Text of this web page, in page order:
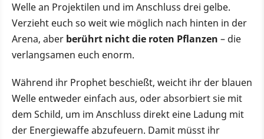
Welle an Projektilen und im Anschluss drei gelbe.
Verzieht euch so weit wie möglich nach hinten in der
Arena, aber berührt nicht die roten Pflanzen – die
verlangsamen euch enorm.
Während ihr Prophet beschießt, weicht ihr der blauen
Welle entweder einfach aus, oder absorbiert sie mit
dem Schild, um im Anschluss direkt eine Ladung mit
der Energiewaffe abzufeuern. Damit müsst ihr